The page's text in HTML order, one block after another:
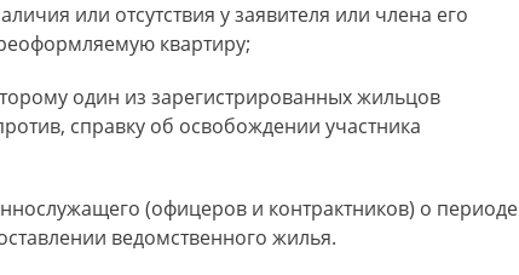
или отсутствия у заявителя или члена его
квартиру;
один из зарегистрированных жильцов
справку об освобождении участника
(офицеров и контрактников) о периоде
ведомственного жилья.